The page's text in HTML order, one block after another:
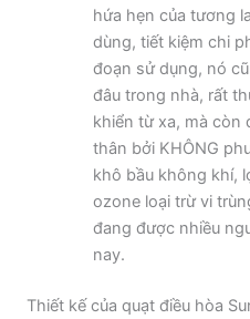
hứa hẹn của tương
dùng, tiết kiệm chi
đoạn sử dụng, nó
đâu trong nhà, rất
khiển từ xa, mà còn
thân bởi KHÔNG
khô bầu không khí,
ozone loại trừ vi
đang được nhiều
nay.
Thiết kế của quạt điều hòa